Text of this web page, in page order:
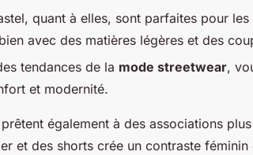
quant à elles, sont parfaites pour
avec des matières légères et des
tendances de la mode streetwear,
et modernité.
également à des associations
et des shorts crée un contraste